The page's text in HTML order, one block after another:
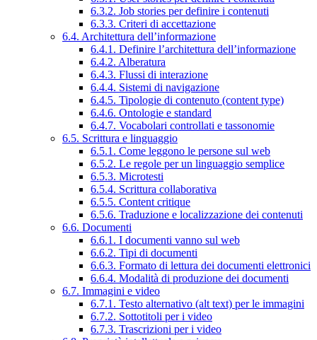
6.3.2. Job stories per definire i contenuti
6.3.3. Criteri di accettazione
6.4. Architettura dell’informazione
6.4.1. Definire l’architettura dell’informazione
6.4.2. Alberatura
6.4.3. Flussi di interazione
6.4.4. Sistemi di navigazione
6.4.5. Tipologie di contenuto (content type)
6.4.6. Ontologie e standard
6.4.7. Vocabolari controllati e tassonomie
6.5. Scrittura e linguaggio
6.5.1. Come leggono le persone sul web
6.5.2. Le regole per un linguaggio semplice
6.5.3. Microtesti
6.5.4. Scrittura collaborativa
6.5.5. Content critique
6.5.6. Traduzione e localizzazione dei contenuti
6.6. Documenti
6.6.1. I documenti vanno sul web
6.6.2. Tipi di documenti
6.6.3. Formato di lettura dei documenti elettronici
6.6.4. Modalità di produzione dei documenti
6.7. Immagini e video
6.7.1. Testo alternativo (alt text) per le immagini
6.7.2. Sottotitoli per i video
6.7.3. Trascrizioni per i video